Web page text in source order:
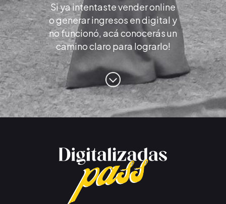
Si ya intentaste vender online
o generar ingresos en digital y
no funcionó, acá conocerás un
camino claro para lograrlo!